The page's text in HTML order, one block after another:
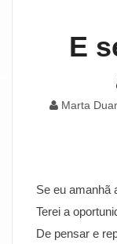
E
Marta
Se eu amanhã
Terei a
De pensar e